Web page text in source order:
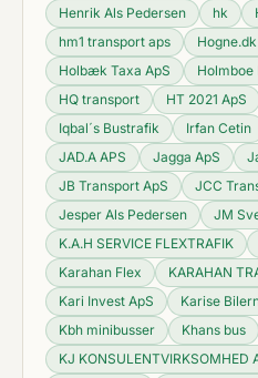
Henrik Als Pedersen
hk
hm1 transport aps
Holbæk Taxa ApS
Holmboe
HQ transport
HT 2021 ApS
Iqbal´s Bustrafik
Irfan Cetin
JAD.A APS
Jagga ApS
JB Transport ApS
JCC
Jesper Als Pedersen
JM
K.A.H SERVICE FLEXTRAFIK
Karahan Flex
KARAHAN
Kari Invest ApS
Karise
Kbh minibusser
Khans bus
KJ KONSULENTVIRKSOMHED